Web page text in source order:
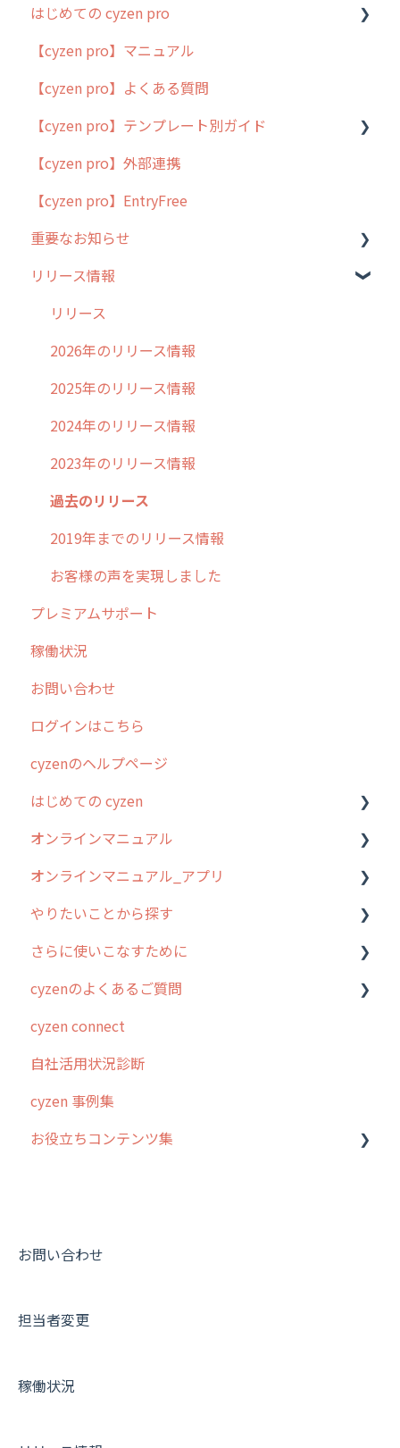
はじめての cyzen pro
cyzen pro とは？
簡易マニュアル
cyzen proの位置情報取得について
用語集
よくある質問
【cyzen pro】マニュアル
【cyzen pro】よくある質問
【cyzen pro】テンプレート別ガイド
ポスティング
ラウンダー
メンテナンス
外廻り営業
清掃
不動産
【cyzen pro】外部連携
【cyzen pro】EntryFree
重要なお知らせ
過去の重要なお知らせ
障害情報
リリース情報
リリース
2026年のリリース情報
2025年のリリース情報
2024年のリリース情報
2023年のリリース情報
過去のリリース
2019年までのリリース情報
お客様の声を実現しました
プレミアムサポート
稼働状況
お問い合わせ
ログインはこちら
cyzenのヘルプページ
はじめての cyzen
0. はじめてのcyzenの使い方
1. cyzenについて知ろう
2. 主要機能の概要
3. cyzenの位置情報取得について
4. cyzen利用前の準備：システム管理者編
5. 基本的な使い方：システム管理者編
6. 基本的な使い方：ユーザー編
7. 初心者向けよくある質問集
8. 用語集
【業界業種別】cyzen設定方法
オンラインマニュアル
管理サイトの使い始め
ユーザー・グループ管理
行動管理
予定管理
スポット
ステータス・主観
報告書・行動種別
勤怠管理
帳票出力
商品
オンラインマニュアル_アプリ
アプリの使い始め
ホーム画面
スポット
報告閲覧
予定
日報
履歴
パフォーマンス
お知らせ
やりたいことから探す
行動管理
勤怠管理
予定管理
スポット
ステータス・主観
報告書・行動種別
活動通知
商品
さらに使いこなすために
はじめに
スポット・ステータス関連オプション
交通費自動計算
安全走行支援
写真管理・高画質化
その他オプション
契約・その他
cyzenのよくあるご質問
ログインについて
グループ・ユーザーについて
GPS・位置情報 について
ルート自動記録 について
報告書について
メンバー画面について
cyzen connect
自社活用状況診断
cyzen 事例集
お役立ちコンテンツ集
動画集：共通
お問い合わせ
担当者変更
稼働状況